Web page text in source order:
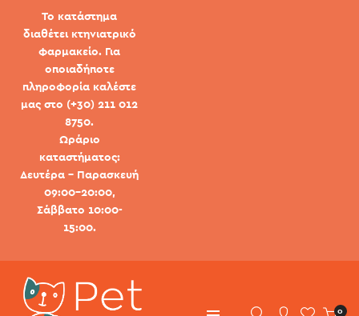
Το κατάστημα
διαθέτει κτηνιατρικό
φαρμακείο. Για
οποιαδήποτε
πληροφορία καλέστε
μας στο (+30) 211 012
8750.
Ωράριο
καταστήματος:
Δευτέρα - Παρασκευή
09:00-20:00,
Σάββατο 10:00-
15:00.
0